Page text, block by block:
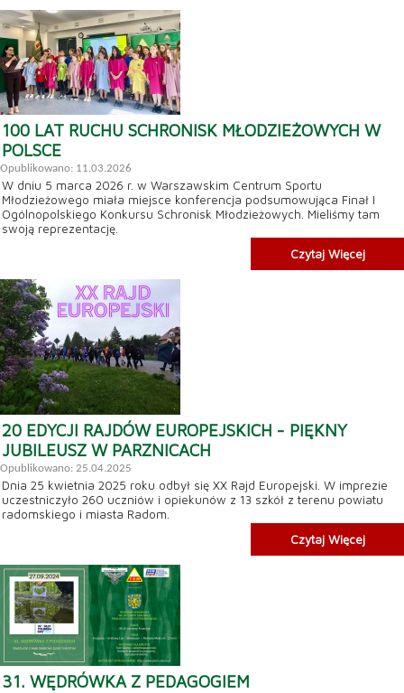
100 LAT RUCHU SCHRONISK MŁODZIEŻOWYCH W
POLSCE
Opublikowano: 11.03.2026
W dniu 5 marca 2026 r. w Warszawskim Centrum Sportu
Młodzieżowego miała miejsce konferencja podsumowująca Finał I
Ogólnopolskiego Konkursu Schronisk Młodzieżowych. Mieliśmy tam
swoją reprezentację.
Czytaj Więcej
20 EDYCJI RAJDÓW EUROPEJSKICH - PIĘKNY
JUBILEUSZ W PARZNICACH
Opublikowano: 25.04.2025
Dnia 25 kwietnia 2025 roku odbył się XX Rajd Europejski. W imprezie
uczestniczyło 260 uczniów i opiekunów z 13 szkół z terenu powiatu
radomskiego i miasta Radom.
Czytaj Więcej
31. WĘDRÓWKA Z PEDAGOGIEM